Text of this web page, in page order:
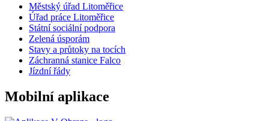
Městský úřad Litoměřice
Úřad práce Litoměřice
Státní sociální podpora
Zelená úsporám
Stavy a průtoky na tocích
Záchranná stanice Falco
Jízdní řády
Mobilní aplikace